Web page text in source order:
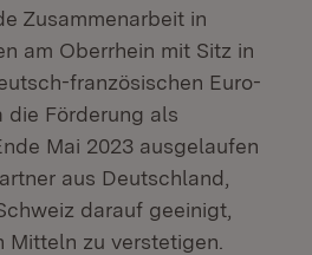
Zusammenarbeit in
am Oberrhein mit Sitz in
französischen Euro-
die Förderung als
Mai 2023 ausgelaufen
aus Deutschland,
darauf geeinigt,
Mitteln zu verstetigen.